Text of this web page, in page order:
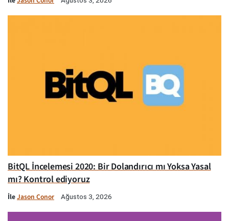
BitQL İncelemesi 2020: Bir Dolandırıcı mı Yoksa Yasal
mı? Kontrol ediyoruz
İleJason Conor Ağustos 3, 2026